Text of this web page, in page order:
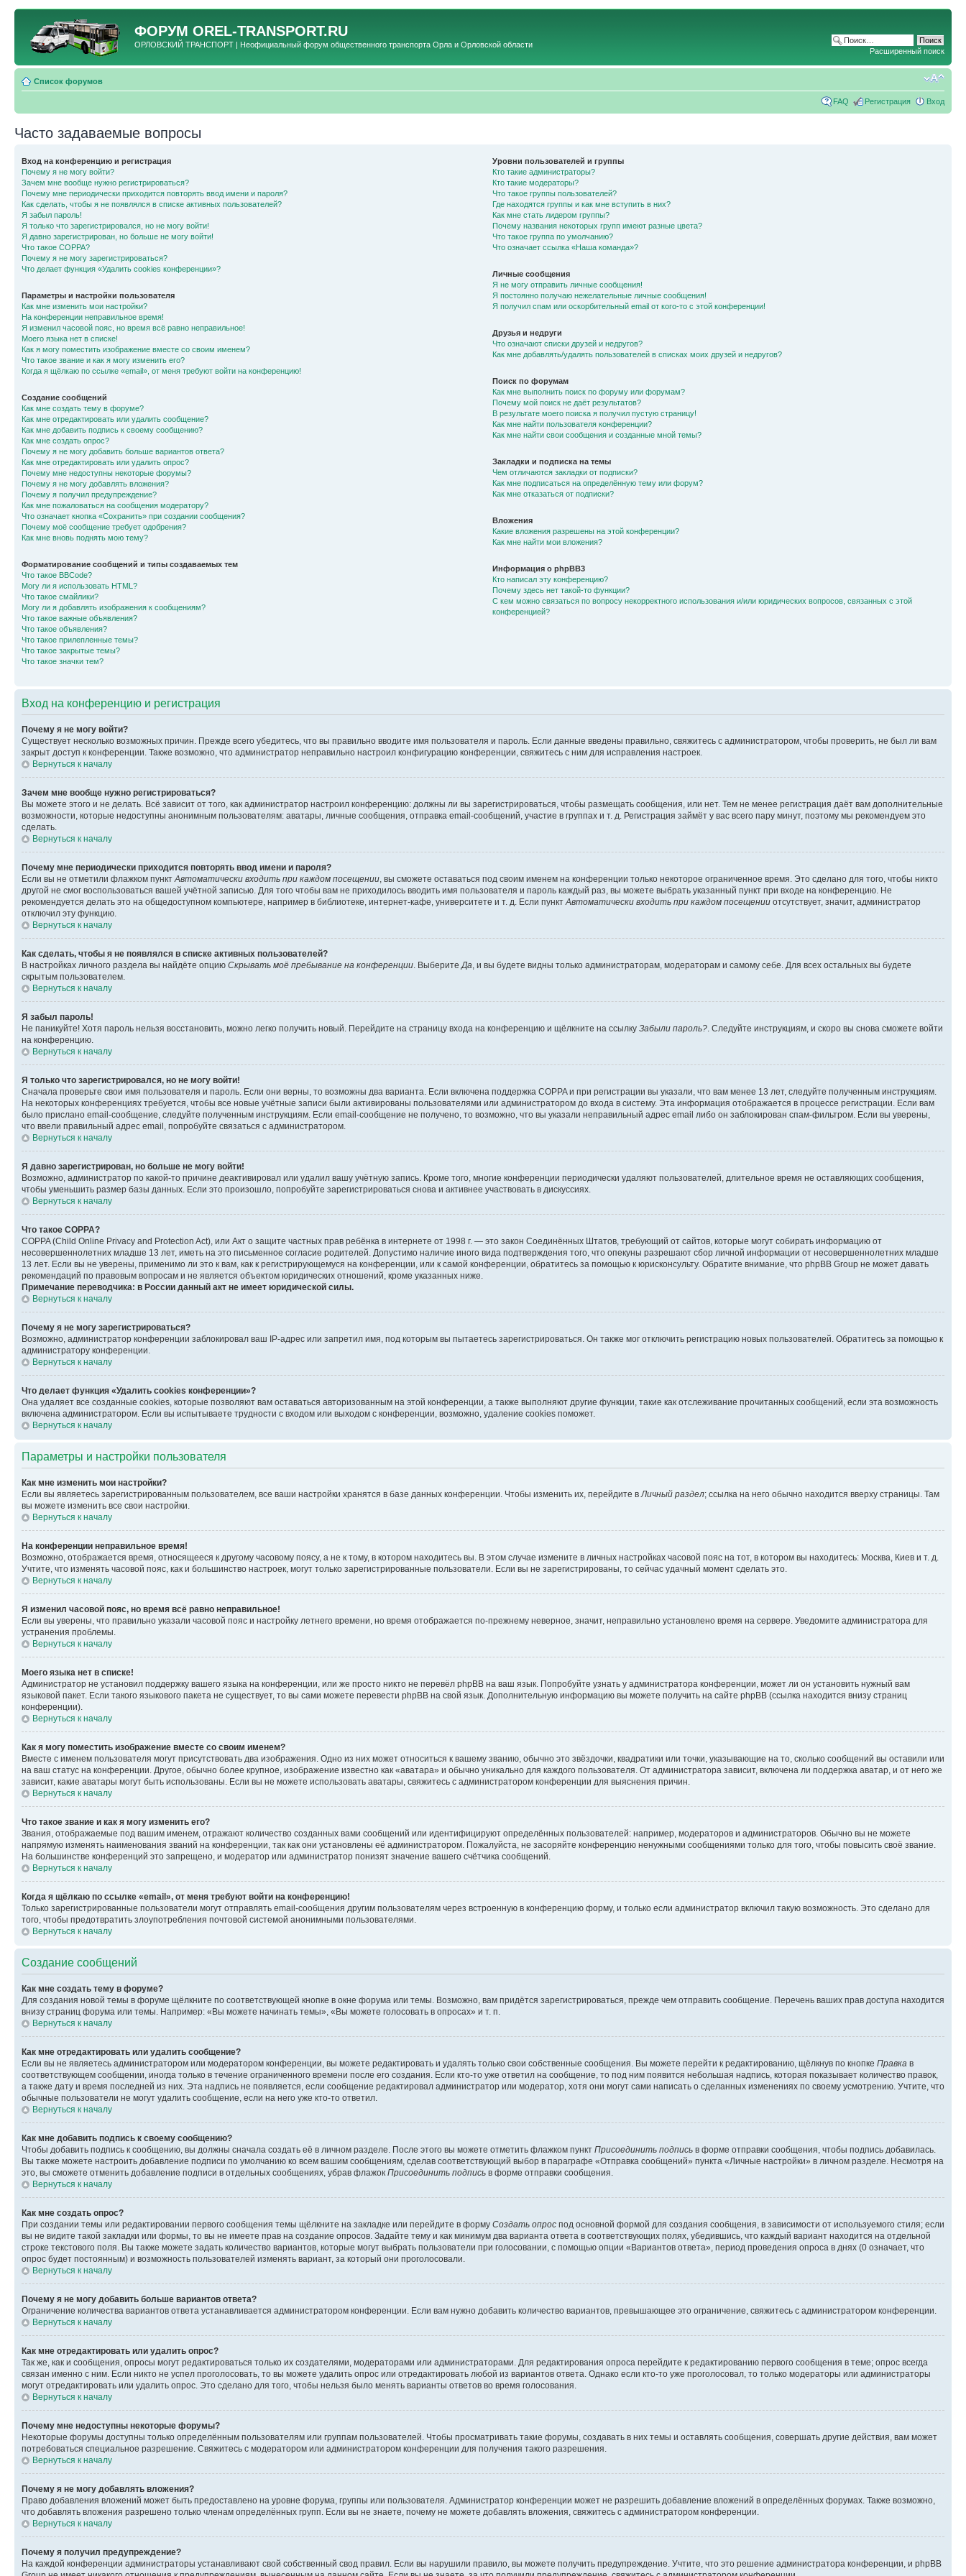
ФОРУМ OREL-TRANSPORT.RU
ОРЛОВСКИЙ ТРАНСПОРТ | Неофициальный форум общественного транспорта Орла и Орловской области
Расширенный поиск
Список форумов
FAQ Регистрация Вход
Часто задаваемые вопросы
Вход на конференцию и регистрация
Почему я не могу войти?
Зачем мне вообще нужно регистрироваться?
Почему мне периодически приходится повторять ввод имени и пароля?
Как сделать, чтобы я не появлялся в списке активных пользователей?
Я забыл пароль!
Я только что зарегистрировался, но не могу войти!
Я давно зарегистрирован, но больше не могу войти!
Что такое COPPA?
Почему я не могу зарегистрироваться?
Что делает функция «Удалить cookies конференции»?
Параметры и настройки пользователя
Как мне изменить мои настройки?
На конференции неправильное время!
Я изменил часовой пояс, но время всё равно неправильное!
Моего языка нет в списке!
Как я могу поместить изображение вместе со своим именем?
Что такое звание и как я могу изменить его?
Когда я щёлкаю по ссылке «email», от меня требуют войти на конференцию!
Создание сообщений
Как мне создать тему в форуме?
Как мне отредактировать или удалить сообщение?
Как мне добавить подпись к своему сообщению?
Как мне создать опрос?
Почему я не могу добавить больше вариантов ответа?
Как мне отредактировать или удалить опрос?
Почему мне недоступны некоторые форумы?
Почему я не могу добавлять вложения?
Почему я получил предупреждение?
Как мне пожаловаться на сообщения модератору?
Что означает кнопка «Сохранить» при создании сообщения?
Почему моё сообщение требует одобрения?
Как мне вновь поднять мою тему?
Форматирование сообщений и типы создаваемых тем
Что такое BBCode?
Могу ли я использовать HTML?
Что такое смайлики?
Могу ли я добавлять изображения к сообщениям?
Что такое важные объявления?
Что такое объявления?
Что такое прилепленные темы?
Что такое закрытые темы?
Что такое значки тем?
Уровни пользователей и группы
Кто такие администраторы?
Кто такие модераторы?
Что такое группы пользователей?
Где находятся группы и как мне вступить в них?
Как мне стать лидером группы?
Почему названия некоторых групп имеют разные цвета?
Что такое группа по умолчанию?
Что означает ссылка «Наша команда»?
Личные сообщения
Я не могу отправить личные сообщения!
Я постоянно получаю нежелательные личные сообщения!
Я получил спам или оскорбительный email от кого-то с этой конференции!
Друзья и недруги
Что означают списки друзей и недругов?
Как мне добавлять/удалять пользователей в списках моих друзей и недругов?
Поиск по форумам
Как мне выполнить поиск по форуму или форумам?
Почему мой поиск не даёт результатов?
В результате моего поиска я получил пустую страницу!
Как мне найти пользователя конференции?
Как мне найти свои сообщения и созданные мной темы?
Закладки и подписка на темы
Чем отличаются закладки от подписки?
Как мне подписаться на определённую тему или форум?
Как мне отказаться от подписки?
Вложения
Какие вложения разрешены на этой конференции?
Как мне найти мои вложения?
Информация о phpBB3
Кто написал эту конференцию?
Почему здесь нет такой-то функции?
С кем можно связаться по вопросу некорректного использования и/или юридических вопросов, связанных с этой
конференцией?
Вход на конференцию и регистрация
Почему я не могу войти?
Существует несколько возможных причин. Прежде всего убедитесь, что вы правильно вводите имя пользователя и пароль. Если данные введены правильно, свяжитесь с администратором, чтобы проверить, не был ли вам
закрыт доступ к конференции. Также возможно, что администратор неправильно настроил конфигурацию конференции, свяжитесь с ним для исправления настроек.
Вернуться к началу
Зачем мне вообще нужно регистрироваться?
Вы можете этого и не делать. Всё зависит от того, как администратор настроил конференцию: должны ли вы зарегистрироваться, чтобы размещать сообщения, или нет. Тем не менее регистрация даёт вам дополнительные
возможности, которые недоступны анонимным пользователям: аватары, личные сообщения, отправка email-сообщений, участие в группах и т. д. Регистрация займёт у вас всего пару минут, поэтому мы рекомендуем это
сделать.
Вернуться к началу
Почему мне периодически приходится повторять ввод имени и пароля?
Если вы не отметили флажком пункт Автоматически входить при каждом посещении , вы сможете оставаться под своим именем на конференции только некоторое ограниченное время. Это сделано для того, чтобы никто
другой не смог воспользоваться вашей учётной записью. Для того чтобы вам не приходилось вводить имя пользователя и пароль каждый раз, вы можете выбрать указанный пункт при входе на конференцию. Не
рекомендуется делать это на общедоступном компьютере, например в библиотеке, интернет-кафе, университете и т. д. Если пункт Автоматически входить при каждом посещении отсутствует, значит, администратор
отключил эту функцию.
Вернуться к началу
Как сделать, чтобы я не появлялся в списке активных пользователей?
В настройках личного раздела вы найдёте опцию Скрывать моё пребывание на конференции . Выберите Да , и вы будете видны только администраторам, модераторам и самому себе. Для всех остальных вы будете
скрытым пользователем.
Вернуться к началу
Я забыл пароль!
Не паникуйте! Хотя пароль нельзя восстановить, можно легко получить новый. Перейдите на страницу входа на конференцию и щёлкните на ссылку Забыли пароль? . Следуйте инструкциям, и скоро вы снова сможете войти
на конференцию.
Вернуться к началу
Я только что зарегистрировался, но не могу войти!
Сначала проверьте свои имя пользователя и пароль. Если они верны, то возможны два варианта. Если включена поддержка COPPA и при регистрации вы указали, что вам менее 13 лет, следуйте полученным инструкциям.
На некоторых конференциях требуется, чтобы все новые учётные записи были активированы пользователями или администратором до входа в систему. Эта информация отображается в процессе регистрации. Если вам
было прислано email-сообщение, следуйте полученным инструкциям. Если email-сообщение не получено, то возможно, что вы указали неправильный адрес email либо он заблокирован спам-фильтром. Если вы уверены,
что ввели правильный адрес email, попробуйте связаться с администратором.
Вернуться к началу
Я давно зарегистрирован, но больше не могу войти!
Возможно, администратор по какой-то причине деактивировал или удалил вашу учётную запись. Кроме того, многие конференции периодически удаляют пользователей, длительное время не оставляющих сообщения,
чтобы уменьшить размер базы данных. Если это произошло, попробуйте зарегистрироваться снова и активнее участвовать в дискуссиях.
Вернуться к началу
Что такое COPPA?
COPPA (Child Online Privacy and Protection Act), или Акт о защите частных прав ребёнка в интернете от 1998 г. — это закон Соединённых Штатов, требующий от сайтов, которые могут собирать информацию от
несовершеннолетних младше 13 лет, иметь на это письменное согласие родителей. Допустимо наличие иного вида подтверждения того, что опекуны разрешают сбор личной информации от несовершеннолетних младше
13 лет. Если вы не уверены, применимо ли это к вам, как к регистрирующемуся на конференции, или к самой конференции, обратитесь за помощью к юрисконсульту. Обратите внимание, что phpBB Group не может давать
рекомендаций по правовым вопросам и не является объектом юридических отношений, кроме указанных ниже.
Примечание переводчика: в России данный акт не имеет юридической силы.
Вернуться к началу
Почему я не могу зарегистрироваться?
Возможно, администратор конференции заблокировал ваш IP-адрес или запретил имя, под которым вы пытаетесь зарегистрироваться. Он также мог отключить регистрацию новых пользователей. Обратитесь за помощью к
администратору конференции.
Вернуться к началу
Что делает функция «Удалить cookies конференции»?
Она удаляет все созданные cookies, которые позволяют вам оставаться авторизованным на этой конференции, а также выполняют другие функции, такие как отслеживание прочитанных сообщений, если эта возможность
включена администратором. Если вы испытываете трудности с входом или выходом с конференции, возможно, удаление cookies поможет.
Вернуться к началу
Параметры и настройки пользователя
Как мне изменить мои настройки?
Если вы являетесь зарегистрированным пользователем, все ваши настройки хранятся в базе данных конференции. Чтобы изменить их, перейдите в Личный раздел; ссылка на него обычно находится вверху страницы. Там
вы можете изменить все свои настройки.
Вернуться к началу
На конференции неправильное время!
Возможно, отображается время, относящееся к другому часовому поясу, а не к тому, в котором находитесь вы. В этом случае измените в личных настройках часовой пояс на тот, в котором вы находитесь: Москва, Киев и т. д.
Учтите, что изменять часовой пояс, как и большинство настроек, могут только зарегистрированные пользователи. Если вы не зарегистрированы, то сейчас удачный момент сделать это.
Вернуться к началу
Я изменил часовой пояс, но время всё равно неправильное!
Если вы уверены, что правильно указали часовой пояс и настройку летнего времени, но время отображается по-прежнему неверное, значит, неправильно установлено время на сервере. Уведомите администратора для
устранения проблемы.
Вернуться к началу
Моего языка нет в списке!
Администратор не установил поддержку вашего языка на конференции, или же просто никто не перевёл phpBB на ваш язык. Попробуйте узнать у администратора конференции, может ли он установить нужный вам
языковой пакет. Если такого языкового пакета не существует, то вы сами можете перевести phpBB на свой язык. Дополнительную информацию вы можете получить на сайте phpBB (ссылка находится внизу страниц
конференции).
Вернуться к началу
Как я могу поместить изображение вместе со своим именем?
Вместе с именем пользователя могут присутствовать два изображения. Одно из них может относиться к вашему званию, обычно это звёздочки, квадратики или точки, указывающие на то, сколько сообщений вы оставили или
на ваш статус на конференции. Другое, обычно более крупное, изображение известно как «аватара» и обычно уникально для каждого пользователя. От администратора зависит, включена ли поддержка аватар, и от него же
зависит, какие аватары могут быть использованы. Если вы не можете использовать аватары, свяжитесь с администратором конференции для выяснения причин.
Вернуться к началу
Что такое звание и как я могу изменить его?
Звания, отображаемые под вашим именем, отражают количество созданных вами сообщений или идентифицируют определённых пользователей: например, модераторов и администраторов. Обычно вы не можете
напрямую изменять наименования званий на конференции, так как они установлены её администратором. Пожалуйста, не засоряйте конференцию ненужными сообщениями только для того, чтобы повысить своё звание.
На большинстве конференций это запрещено, и модератор или администратор понизят значение вашего счётчика сообщений.
Вернуться к началу
Когда я щёлкаю по ссылке «email», от меня требуют войти на конференцию!
Только зарегистрированные пользователи могут отправлять email-сообщения другим пользователям через встроенную в конференцию форму, и только если администратор включил такую возможность. Это сделано для
того, чтобы предотвратить злоупотребления почтовой системой анонимными пользователями.
Вернуться к началу
Создание сообщений
Как мне создать тему в форуме?
Для создания новой темы в форуме щёлкните по соответствующей кнопке в окне форума или темы. Возможно, вам придётся зарегистрироваться, прежде чем отправить сообщение. Перечень ваших прав доступа находится
внизу страниц форума или темы. Например: «Вы можете начинать темы», «Вы можете голосовать в опросах» и т. п.
Вернуться к началу
Как мне отредактировать или удалить сообщение?
Если вы не являетесь администратором или модератором конференции, вы можете редактировать и удалять только свои собственные сообщения. Вы можете перейти к редактированию, щёлкнув по кнопке Правка в
соответствующем сообщении, иногда только в течение ограниченного времени после его создания. Если кто-то уже ответил на сообщение, то под ним появится небольшая надпись, которая показывает количество правок,
а также дату и время последней из них. Эта надпись не появляется, если сообщение редактировал администратор или модератор, хотя они могут сами написать о сделанных изменениях по своему усмотрению. Учтите, что
обычные пользователи не могут удалить сообщение, если на него уже кто-то ответил.
Вернуться к началу
Как мне добавить подпись к своему сообщению?
Чтобы добавить подпись к сообщению, вы должны сначала создать её в личном разделе. После этого вы можете отметить флажком пункт Присоединить подпись в форме отправки сообщения, чтобы подпись добавилась.
Вы также можете настроить добавление подписи по умолчанию ко всем вашим сообщениям, сделав соответствующий выбор в параграфе «Отправка сообщений» пункта «Личные настройки» в личном разделе. Несмотря на
это, вы сможете отменить добавление подписи в отдельных сообщениях, убрав флажок Присоединить подпись в форме отправки сообщения.
Вернуться к началу
Как мне создать опрос?
При создании темы или редактировании первого сообщения темы щёлкните на закладке или перейдите в форму Создать опрос под основной формой для создания сообщения, в зависимости от используемого стиля; если
вы не видите такой закладки или формы, то вы не имеете прав на создание опросов. Задайте тему и как минимум два варианта ответа в соответствующих полях, убедившись, что каждый вариант находится на отдельной
строке текстового поля. Вы также можете задать количество вариантов, которые могут выбрать пользователи при голосовании, с помощью опции «Вариантов ответа», период проведения опроса в днях (0 означает, что
опрос будет постоянным) и возможность пользователей изменять вариант, за который они проголосовали.
Вернуться к началу
Почему я не могу добавить больше вариантов ответа?
Ограничение количества вариантов ответа устанавливается администратором конференции. Если вам нужно добавить количество вариантов, превышающее это ограничение, свяжитесь с администратором конференции.
Вернуться к началу
Как мне отредактировать или удалить опрос?
Так же, как и сообщения, опросы могут редактироваться только их создателями, модераторами или администраторами. Для редактирования опроса перейдите к редактированию первого сообщения в теме; опрос всегда
связан именно с ним. Если никто не успел проголосовать, то вы можете удалить опрос или отредактировать любой из вариантов ответа. Однако если кто-то уже проголосовал, то только модераторы или администраторы
могут отредактировать или удалить опрос. Это сделано для того, чтобы нельзя было менять варианты ответов во время голосования.
Вернуться к началу
Почему мне недоступны некоторые форумы?
Некоторые форумы доступны только определённым пользователям или группам пользователей. Чтобы просматривать такие форумы, создавать в них темы и оставлять сообщения, совершать другие действия, вам может
потребоваться специальное разрешение. Свяжитесь с модератором или администратором конференции для получения такого разрешения.
Вернуться к началу
Почему я не могу добавлять вложения?
Право добавления вложений может быть предоставлено на уровне форума, группы или пользователя. Администратор конференции может не разрешить добавление вложений в определённых форумах. Также возможно,
что добавлять вложения разрешено только членам определённых групп. Если вы не знаете, почему не можете добавлять вложения, свяжитесь с администратором конференции.
Вернуться к началу
Почему я получил предупреждение?
На каждой конференции администраторы устанавливают свой собственный свод правил. Если вы нарушили правило, вы можете получить предупреждение. Учтите, что это решение администратора конференции, и phpBB